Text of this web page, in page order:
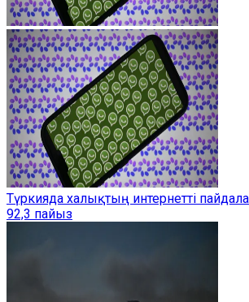
Түркияда халықтың интернетті
92,3 пайыз